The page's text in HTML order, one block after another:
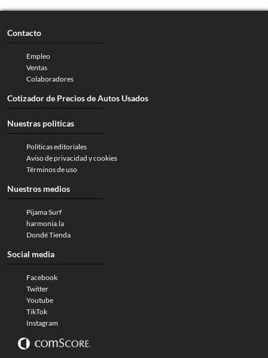
Contacto
Empleo
Ventas
Colaboradores
Cotizador de Precios de Autos Usados
Nuestras politicas
Políticas editoriales
Aviso de privacidad y cookies
Términos de uso
Nuestros medios
Pijama Surf
harmonia.la
Dondé Tienda
Social media
Facebook
Twitter
Youtube
TikTok
Instagram